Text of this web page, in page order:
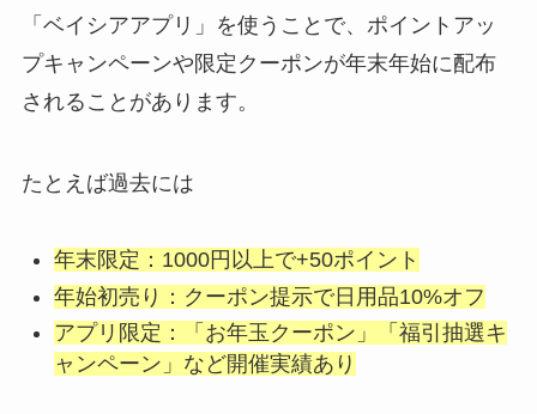
「ベイシアアプリ」を使うことで、ポイントアッ
プキャンペーンや限定クーポンが年末年始に配布
されることがあります。
たとえば過去には
年末限定：1000円以上で+50ポイント
年始初売り：クーポン提示で日用品10%オフ
アプリ限定：「お年玉クーポン」「福引抽選キ
ャンペーン」など開催実績あり